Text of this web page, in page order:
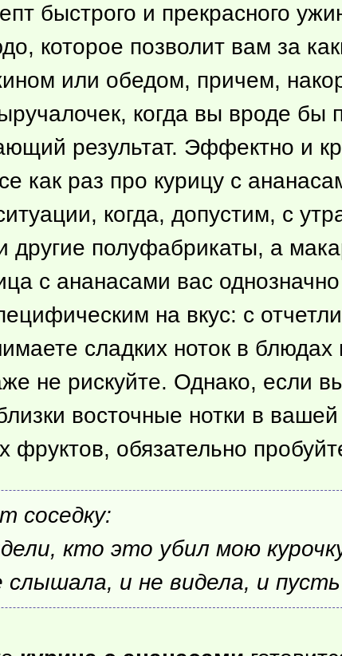
быстрого и прекрасного
которое позволит вам за
или обедом, причем,
когда вы вроде бы
результат. Эффектно и
как раз про курицу с
когда, допустим, с
другие полуфабрикаты, а
с ананасами вас
на вкус: с
сладких ноток в
не рискуйте. Однако, если
восточные нотки в
фруктов, обязательно
соседку:
кто это убил мою
и не видела, и